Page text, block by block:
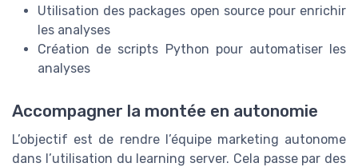
Utilisation des packages open source pour enrichir
les analyses
Création de scripts Python pour automatiser les
analyses
Accompagner la montée en autonomie
L’objectif est de rendre l’équipe marketing autonome
dans l’utilisation du learning server. Cela passe par des